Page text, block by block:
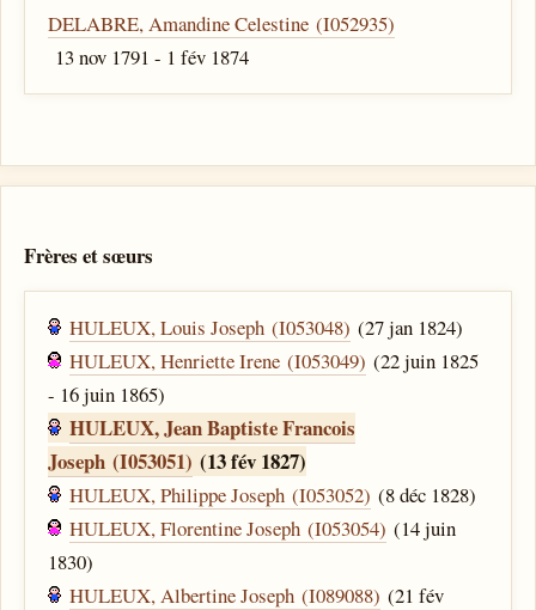
DELABRE, Amandine Celestine (I052935)
13 nov 1791 - 1 fév 1874
Frères et sœurs
HULEUX, Louis Joseph (I053048) (27 jan 1824)
HULEUX, Henriette Irene (I053049) (22 juin 1825
- 16 juin 1865)
HULEUX, Jean Baptiste Francois
Joseph (I053051) (13 fév 1827)
HULEUX, Philippe Joseph (I053052) (8 déc 1828)
HULEUX, Florentine Joseph (I053054) (14 juin
1830)
HULEUX, Albertine Joseph (I089088) (21 fév